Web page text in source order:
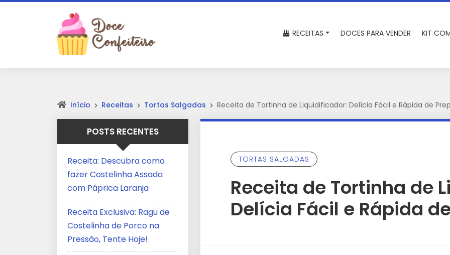
RECEITAS DOCES PARA VENDER KIT
Início Receitas Tortas Salgadas Receita de Tortinha de Liquidificador: Delícia Fácil e Rápida de
TORTAS SALGADAS
Receita de Tortinha de
Delícia Fácil e Rápida
POSTS RECENTES
Receita: Descubra como
fazer Costelinha Assada
com Páprica Laranja
Receita Exclusiva: Ragu de
Costelinha de Porco na
Pressão, Tente Hoje!